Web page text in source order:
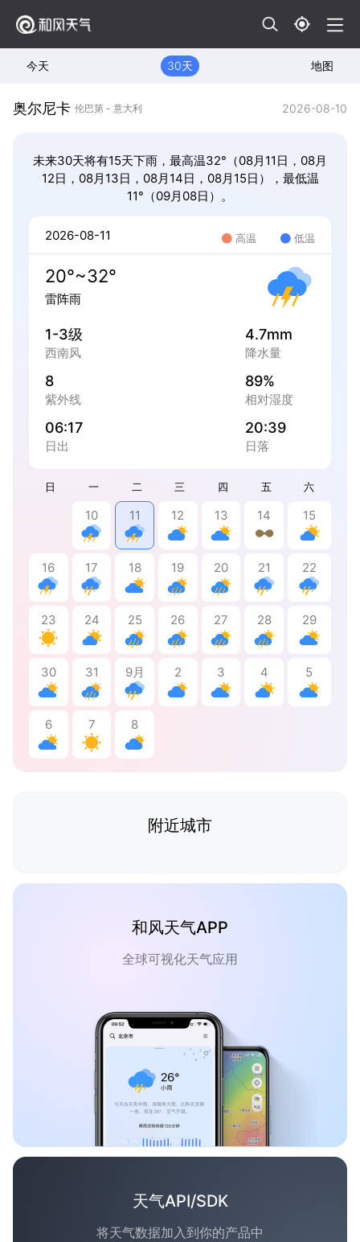
今天 30天 地图
奥尔尼卡 伦巴第 - 意大利 2026-08-10
未来30天将有15天下雨，最高温32°（08月11日，08月
12日，08月13日，08月14日，08月15日），最低温
11°（09月08日）。
日 一 二 三 四 五 六
10 11 12 13 14 15
16 17 18 19 20 21 22
23 24 25 26 27 28 29
30 31 9月 2 3 4 5
6 7 8
2026-08-11 高温 低温
20°~32°
雷阵雨
1-3级
西南风
4.7mm
降水量
8
紫外线
89%
相对湿度
06:17
日出
20:39
日落
附近城市
和风天气APP
全球可视化天气应用
天气API/SDK
将天气数据加入到你的产品中